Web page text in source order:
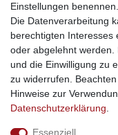
sicher einkaufen
Sichere Bestellung und
Einstellungen benennen.
Die Datenverarbeitung
berechtigten Interesses
oder abgelehnt werden.
und die Einwilligung zu
zu widerrufen.
Hinweise zur
Daten­schutz­erklärung
Essenziell